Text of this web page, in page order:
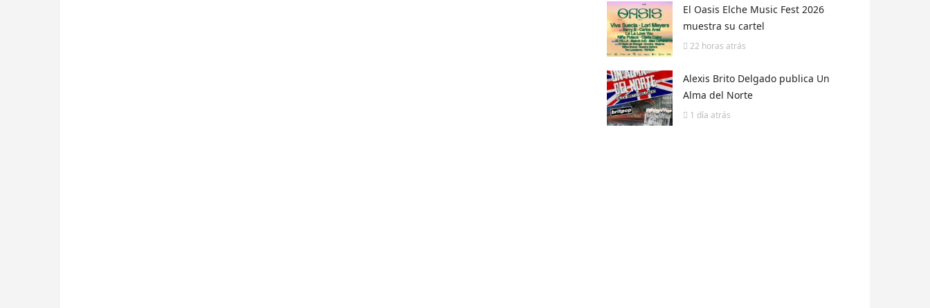
El Oasis Elche Music Fest 2026
muestra su cartel
22 horas atrás
Alexis Brito Delgado publica Un
Alma del Norte
1 día atrás